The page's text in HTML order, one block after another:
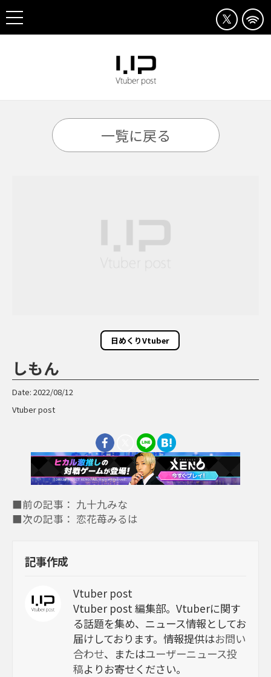
一覧に戻る
日めくりVtuber
しもん
Date: 2022/08/12
Vtuber post
■前の記事： 九十九みな
■次の記事： 恋花苺みるは
記事作成
Vtuber post
Vtuber post 編集部。Vtuberに関す
る話題を集め、ニュース情報としてお
届けしております。情報提供はお問い
合わせ、またはユーザーニュース投
稿よりお寄せください。